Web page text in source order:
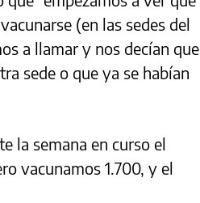
(en las sedes del
a llamar y nos decían que
sede o que ya se habían
la semana en curso el
vacunamos 1.700, y el